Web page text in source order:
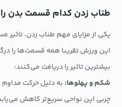
طناب زدن کدام قسمت بدن را
یکی از مزایای مهم طناب زدن،
این ورزش تقریبا همه قسمت‌ها را
بیشترین تاثیر را دریافت می‌کنند:
شکم و پهلوها: به دلیل حرکت
چربی این نواحی سریع‌تر کاهش